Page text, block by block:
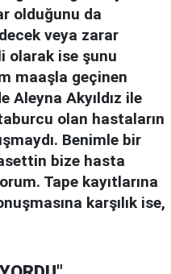
olduğunu da
veya zarar
olarak ise şunu
maaşla geçinen
Aleyna Akyıldız ile
olan hastaların
Benimle bir
bize hasta
Tape kayıtlarına
karşılık ise,